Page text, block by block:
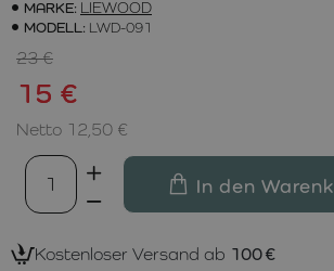
MARKE: LIEWOOD
MODELL: LWD-091
15 €
23 €
Netto 12,50 €
In den
Kostenloser Versand ab 100 €